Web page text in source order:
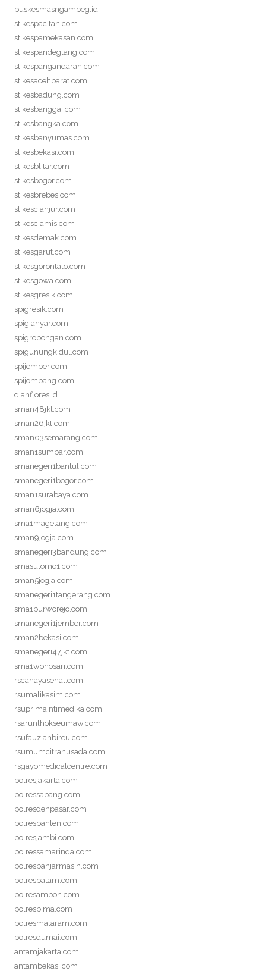
puskesmasngambeg.id
stikespacitan.com
stikespamekasan.com
stikespandeglang.com
stikespangandaran.com
stikesacehbarat.com
stikesbadung.com
stikesbanggai.com
stikesbangka.com
stikesbanyumas.com
stikesbekasi.com
stikesblitar.com
stikesbogor.com
stikesbrebes.com
stikescianjur.com
stikesciamis.com
stikesdemak.com
stikesgarut.com
stikesgorontalo.com
stikesgowa.com
stikesgresik.com
spigresik.com
spigianyar.com
spigrobongan.com
spigunungkidul.com
spijember.com
spijombang.com
dianflores.id
sman48jkt.com
sman26jkt.com
sman03semarang.com
sman1sumbar.com
smanegeri1bantul.com
smanegeri1bogor.com
sman1surabaya.com
sman6jogja.com
sma1magelang.com
sman9jogja.com
smanegeri3bandung.com
smasutomo1.com
sman5jogja.com
smanegeri1tangerang.com
sma1purworejo.com
smanegeri1jember.com
sman2bekasi.com
smanegeri47jkt.com
sma1wonosari.com
rscahayasehat.com
rsumalikasim.com
rsuprimaintimedika.com
rsarunlhokseumaw.com
rsufauziahbireu.com
rsumumcitrahusada.com
rsgayomedicalcentre.com
polresjakarta.com
polressabang.com
polresdenpasar.com
polresbanten.com
polresjambi.com
polressamarinda.com
polresbanjarmasin.com
polresbatam.com
polresambon.com
polresbima.com
polresmataram.com
polresdumai.com
antamjakarta.com
antambekasi.com